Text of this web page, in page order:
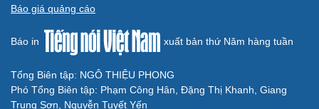
Báo giá quảng cáo
Báo in xuất bản thứ Năm hàng tuần
Tổng Biên tập: NGÔ THIỆU PHONG
Phó Tổng Biên tập: Phạm Công Hân, Đặng Thị Khanh, Giang
Trung Sơn, Nguyễn Tuyết Yến